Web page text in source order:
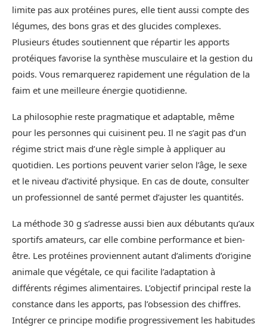
limite pas aux protéines pures, elle tient aussi compte des
légumes, des bons gras et des glucides complexes.
Plusieurs études soutiennent que répartir les apports
protéiques favorise la synthèse musculaire et la gestion du
poids. Vous remarquerez rapidement une régulation de la
faim et une meilleure énergie quotidienne.
La philosophie reste pragmatique et adaptable, même
pour les personnes qui cuisinent peu. Il ne s’agit pas d’un
régime strict mais d’une règle simple à appliquer au
quotidien. Les portions peuvent varier selon l’âge, le sexe
et le niveau d’activité physique. En cas de doute, consulter
un professionnel de santé permet d’ajuster les quantités.
La méthode 30 g s’adresse aussi bien aux débutants qu’aux
sportifs amateurs, car elle combine performance et bien-
être. Les protéines proviennent autant d’aliments d’origine
animale que végétale, ce qui facilite l’adaptation à
différents régimes alimentaires. L’objectif principal reste la
constance dans les apports, pas l’obsession des chiffres.
Intégrer ce principe modifie progressivement les habitudes